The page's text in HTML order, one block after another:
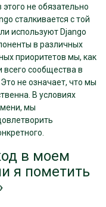
не обязательно
сталкивается с той
используют Django
в различных
приоритетов мы, как
всего сообщества в
не означает, что мы
В условиях
мы
в моем
я пометить